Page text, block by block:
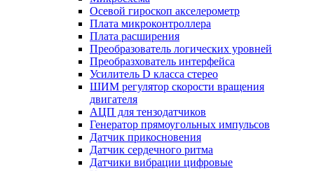
Осевой гироскоп акселерометр
Плата микроконтроллера
Плата расширения
Преобразователь логических уровней
Преобразхователь интерфейса
Усилитель D класса стерео
ШИМ регулятор скорости вращения
двигателя
АЦП для тензодатчиков
Генератор прямоугольных импульсов
Датчик прикосновения
Датчик сердечного ритма
Датчики вибрации цифровые